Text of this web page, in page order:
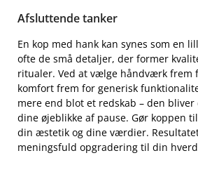
Afsluttende tanker
En kop med hank kan synes som en
ofte de små detaljer, der former
ritualer. Ved at vælge håndværk frem
komfort frem for generisk
mere end blot et redskab – den
dine øjeblikke af pause. Gør koppen
din æstetik og dine værdier.
meningsfuld opgradering til din